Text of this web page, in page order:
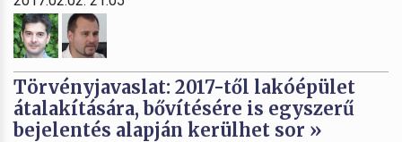
Törvényjavaslat: 2017-től lakóépület
átalakítására, bővítésére is egyszerű
bejelentés alapján kerülhet sor »